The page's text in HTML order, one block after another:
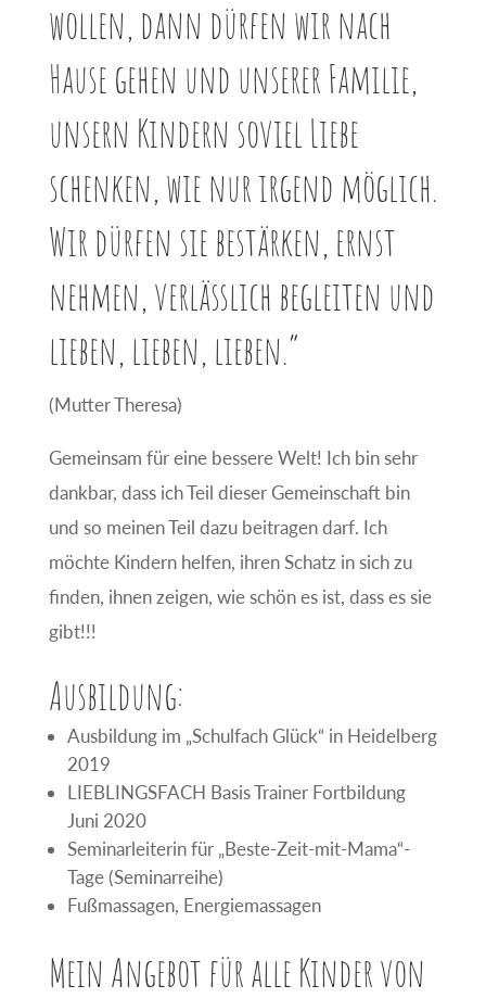
wollen, dann dürfen wir nach
Hause gehen und unserer Familie,
unsern Kindern soviel Liebe
schenken, wie nur irgend möglich.
Wir dürfen sie bestärken, ernst
nehmen, verlässlich begleiten und
lieben, lieben, lieben.“
(Mutter Theresa)
Gemeinsam für eine bessere Welt! Ich bin sehr
dankbar, dass ich Teil dieser Gemeinschaft bin
und so meinen Teil dazu beitragen darf. Ich
möchte Kindern helfen, ihren Schatz in sich zu
finden, ihnen zeigen, wie schön es ist, dass es sie
gibt!!!
Ausbildung:
Ausbildung im „Schulfach Glück“ in Heidelberg
2019
LIEBLINGSFACH Basis Trainer Fortbildung
Juni 2020
Seminarleiterin für „Beste-Zeit-mit-Mama“-
Tage (Seminarreihe)
Fußmassagen, Energiemassagen
Mein Angebot für alle Kinder von